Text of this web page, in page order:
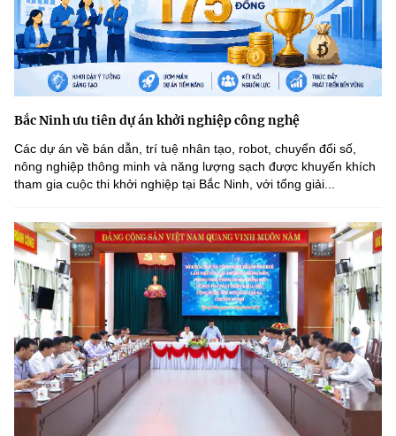
Bắc Ninh ưu tiên dự án khởi nghiệp công nghệ
Các dự án về bán dẫn, trí tuệ nhân tạo, robot, chuyển đổi số,
nông nghiệp thông minh và năng lượng sạch được khuyến khích
tham gia cuộc thi khởi nghiệp tại Bắc Ninh, với tổng giải...